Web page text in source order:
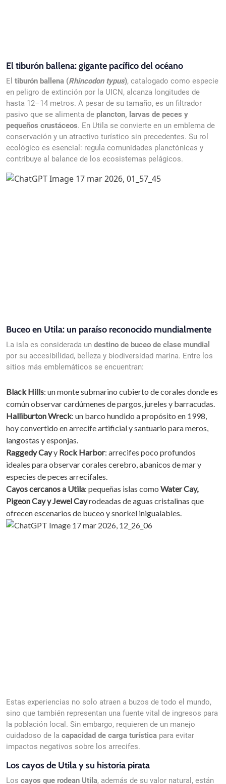
El tiburón ballena: gigante pacífico del océano
El tiburón ballena (Rhincodon typus), catalogado como especie
en peligro de extinción por la UICN, alcanza longitudes de
hasta 12–14 metros. A pesar de su tamaño, es un filtrador
pasivo que se alimenta de plancton, larvas de peces y
pequeños crustáceos. En Utila se convierte en un emblema de
conservación y un atractivo turístico sin precedentes. Su rol
ecológico es esencial: regula comunidades planctónicas y
contribuye al balance de los ecosistemas pelágicos.
Buceo en Utila: un paraíso reconocido mundialmente
La isla es considerada un destino de buceo de clase mundial
por su accesibilidad, belleza y biodiversidad marina. Entre los
sitios más emblemáticos se encuentran:
Black Hills: un monte submarino cubierto de corales donde es
común observar cardúmenes de pargos, jureles y barracudas.
Halliburton Wreck: un barco hundido a propósito en 1998,
hoy convertido en arrecife artificial y santuario para meros,
langostas y esponjas.
Raggedy Cayy Rock Harbor: arrecifes poco profundos
ideales para observar corales cerebro, abanicos de mar y
especies de peces arrecifales.
Cayos cercanos a Utila: pequeñas islas como Water Cay,
Pigeon Cay y Jewel Cayrodeadas de aguas cristalinas que
ofrecen escenarios de buceo y snorkel inigualables.
Estas experiencias no solo atraen a buzos de todo el mundo,
sino que también representan una fuente vital de ingresos para
la población local. Sin embargo, requieren de un manejo
cuidadoso de la capacidad de carga turística para evitar
impactos negativos sobre los arrecifes.
Los cayos de Utila y su historia pirata
Los cayos que rodean Utila, además de su valor natural, están